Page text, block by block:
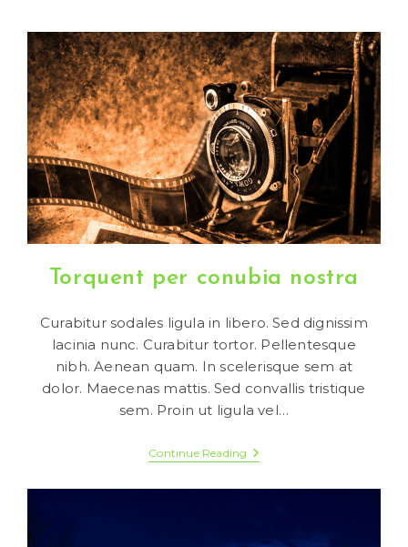
Torquent per conubia nostra
Curabitur sodales ligula in libero. Sed dignissim
lacinia nunc. Curabitur tortor. Pellentesque
nibh. Aenean quam. In scelerisque sem at
dolor. Maecenas mattis. Sed convallis tristique
sem. Proin ut ligula vel…
Continue Reading Torquent
Per